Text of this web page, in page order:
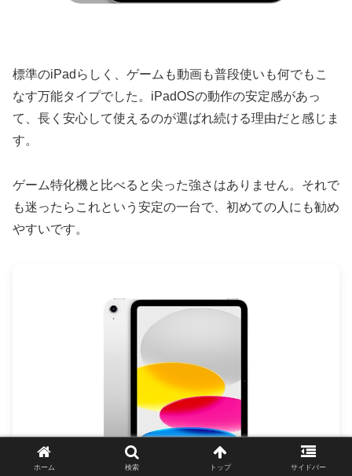
標準のiPadらしく、ゲームも動画も普段使いも何でもこ
なす万能タイプでした。iPadOSの動作の安定感があっ
て、長く安心して使えるのが選ばれ続ける理由だと感じま
す。
ゲーム特化機と比べると尖った強さはありません。それで
も迷ったらこれという安定の一台で、初めての人にも勧め
やすいです。
ホーム 検索 トップ サイドバー